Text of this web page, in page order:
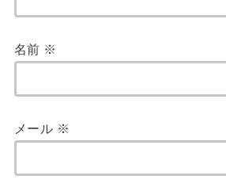
名前 ※
メール ※